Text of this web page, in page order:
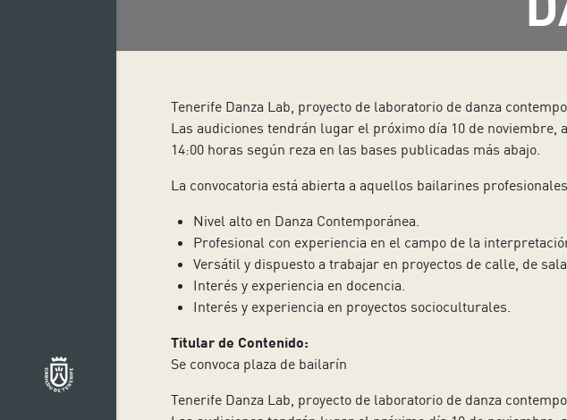
Tenerife Danza Lab, proyecto de laboratorio de danza
Las audiciones tendrán lugar el próximo día 10 de
14:00 horas según reza en las bases publicadas más abajo.
La convocatoria está abierta a aquellos bailarines
Nivel alto en Danza Contemporánea.
Profesional con experiencia en el campo de la
Versátil y dispuesto a trabajar en proyectos de calle, de
Interés y experiencia en docencia.
Interés y experiencia en proyectos socioculturales.
Titular de Contenido:
Se convoca plaza de bailarín
Tenerife Danza Lab, proyecto de laboratorio de danza